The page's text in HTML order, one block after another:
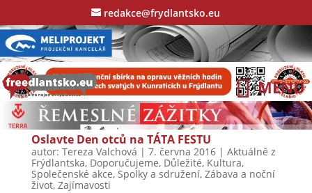
redakce@frydlantsko.eu
Oslavte Den otců na TÁTA FESTU
autor: Tereza Valchová | 7. června 2016| Aktuálně z
Frýdlantska, Doporučujeme, Důležité, Kultura,
Společenské akce, Spolky a sdružení, Zábava a noční
život, Zajímavosti